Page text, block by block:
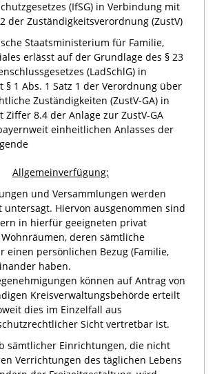
(IfSG) in Verbindung mit
der Zuständigkeitsverordnung (ZustV)
Staatsministerium für Familie,
erlässt auf der Grundlage des § 23
(LadSchlG) in
§ 1 Abs. 1 Satz 1 der Verordnung über
Zuständigkeiten (ZustV-GA) in
8.4 der Anlage zur ZustV-‍GA
einheitlichen Anlasses der
Allgemeinverfügung:
und Versammlungen werden
untersagt. Hiervon ausgenommen sind
in hierfür geeigneten privat
deren sämtliche
einen persönlichen Bezug (Familie,
haben.
können auf Antrag von
Kreisverwaltungsbehörde erteilt
dies im Einzelfall aus
Sicht vertretbar ist.
sämtlicher Einrichtungen, die nicht
Verrichtungen des täglichen Lebens